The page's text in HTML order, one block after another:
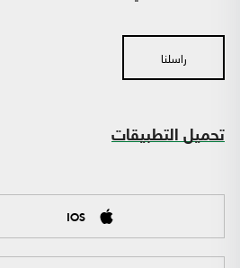
راسلنا
تحميل التطبيقات
IOS